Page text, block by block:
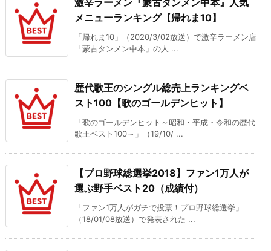
メニューランキング【帰れま10】
「帰れま10」（2020/3/02放送）で激辛ラーメン店
「蒙古タンメン中本」の人 ...
歴代歌王のシングル総売上ランキングベ
スト100【歌のゴールデンヒット】
「歌のゴールデンヒット～昭和・平成・令和の歴代
歌王ベスト100～」（19/10/ ...
【プロ野球総選挙2018】ファン1万人が
選ぶ野手ベスト20（成績付）
「ファン1万人がガチで投票！プロ野球総選挙」
（18/01/08放送）で発表された ...